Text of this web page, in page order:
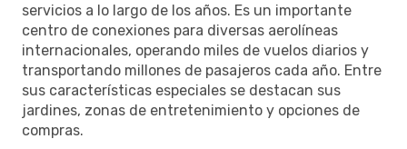
servicios a lo largo de los años. Es un importante
centro de conexiones para diversas aerolíneas
internacionales, operando miles de vuelos diarios y
transportando millones de pasajeros cada año. Entre
sus características especiales se destacan sus
jardines, zonas de entretenimiento y opciones de
compras.